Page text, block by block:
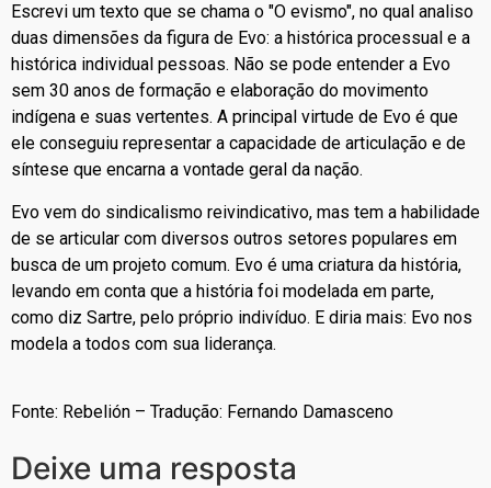
Escrevi um texto que se chama o "O evismo", no qual analiso
duas dimensões da figura de Evo: a histórica processual e a
histórica individual pessoas. Não se pode entender a Evo
sem 30 anos de formação e elaboração do movimento
indígena e suas vertentes. A principal virtude de Evo é que
ele conseguiu representar a capacidade de articulação e de
síntese que encarna a vontade geral da nação.
Evo vem do sindicalismo reivindicativo, mas tem a habilidade
de se articular com diversos outros setores populares em
busca de um projeto comum. Evo é uma criatura da história,
levando em conta que a história foi modelada em parte,
como diz Sartre, pelo próprio indivíduo. E diria mais: Evo nos
modela a todos com sua liderança.
Fonte: Rebelión – Tradução: Fernando Damasceno
Deixe uma resposta